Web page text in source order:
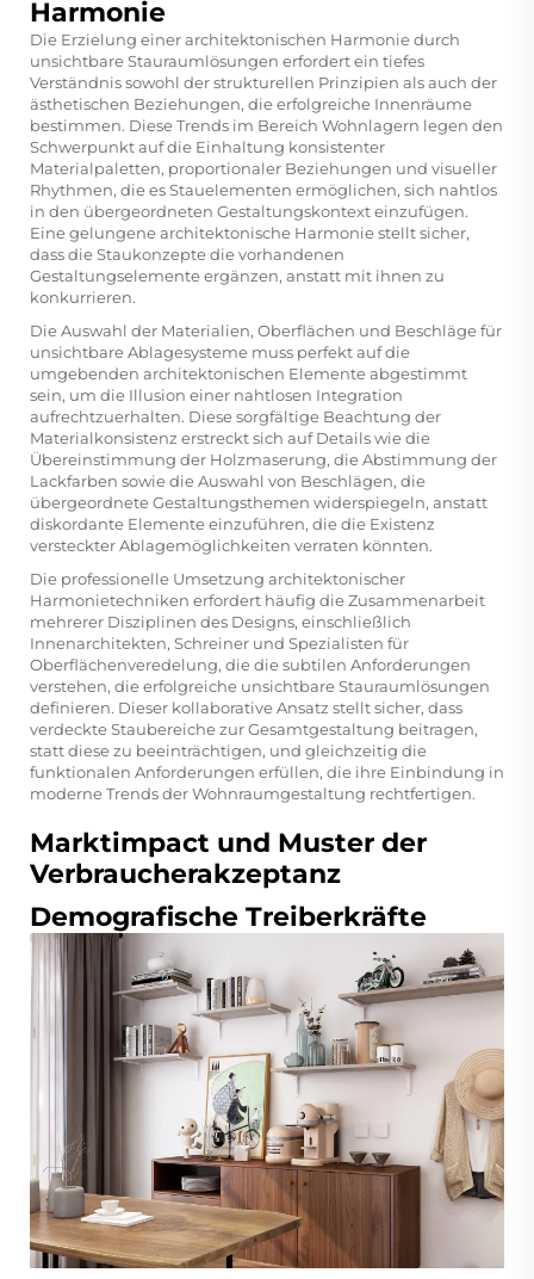
Harmonie
Die Erzielung einer architektonischen Harmonie durch
unsichtbare Stauraumlösungen erfordert ein tiefes
Verständnis sowohl der strukturellen Prinzipien als auch der
ästhetischen Beziehungen, die erfolgreiche Innenräume
bestimmen. Diese Trends im Bereich Wohnlagern legen den
Schwerpunkt auf die Einhaltung konsistenter
Materialpaletten, proportionaler Beziehungen und visueller
Rhythmen, die es Stauelementen ermöglichen, sich nahtlos
in den übergeordneten Gestaltungskontext einzufügen.
Eine gelungene architektonische Harmonie stellt sicher,
dass die Staukonzepte die vorhandenen
Gestaltungselemente ergänzen, anstatt mit ihnen zu
konkurrieren.
Die Auswahl der Materialien, Oberflächen und Beschläge für
unsichtbare Ablagesysteme muss perfekt auf die
umgebenden architektonischen Elemente abgestimmt
sein, um die Illusion einer nahtlosen Integration
aufrechtzuerhalten. Diese sorgfältige Beachtung der
Materialkonsistenz erstreckt sich auf Details wie die
Übereinstimmung der Holzmaserung, die Abstimmung der
Lackfarben sowie die Auswahl von Beschlägen, die
übergeordnete Gestaltungsthemen widerspiegeln, anstatt
diskordante Elemente einzuführen, die die Existenz
versteckter Ablagemöglichkeiten verraten könnten.
Die professionelle Umsetzung architektonischer
Harmonietechniken erfordert häufig die Zusammenarbeit
mehrerer Disziplinen des Designs, einschließlich
Innenarchitekten, Schreiner und Spezialisten für
Oberflächenveredelung, die die subtilen Anforderungen
verstehen, die erfolgreiche unsichtbare Stauraumlösungen
definieren. Dieser kollaborative Ansatz stellt sicher, dass
verdeckte Staubereiche zur Gesamtgestaltung beitragen,
statt diese zu beeinträchtigen, und gleichzeitig die
funktionalen Anforderungen erfüllen, die ihre Einbindung in
moderne Trends der Wohnraumgestaltung rechtfertigen.
Marktimpact und Muster der
Verbraucherakzeptanz
Demografische Treiberkräfte